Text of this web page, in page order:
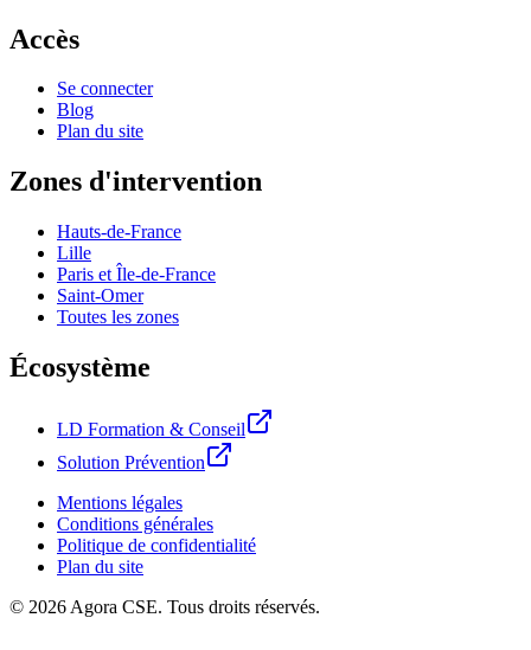
Accès
Se connecter
Blog
Plan du site
Zones d'intervention
Hauts-de-France
Lille
Paris et Île-de-France
Saint-Omer
Toutes les zones
Écosystème
LD Formation & Conseil
Solution Prévention
Mentions légales
Conditions générales
Politique de confidentialité
Plan du site
© 2026 Agora CSE. Tous droits réservés.